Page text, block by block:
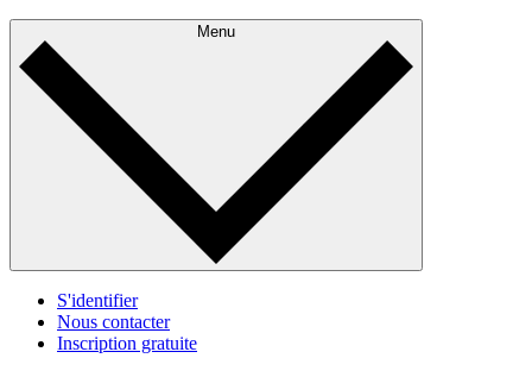
Menu
S'identifier
Nous contacter
Inscription gratuite